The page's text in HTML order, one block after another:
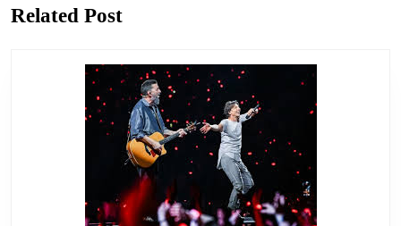
Related Post